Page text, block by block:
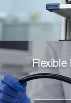
Flexible